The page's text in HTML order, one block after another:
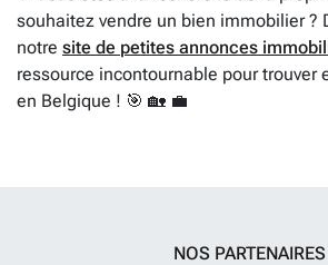
souhaitez vendre un bien immobilier ?
notre site de petites annonces
ressource incontournable pour trouver
en Belgique ! 🎯 🏡 💼
NOS PARTENAIRES